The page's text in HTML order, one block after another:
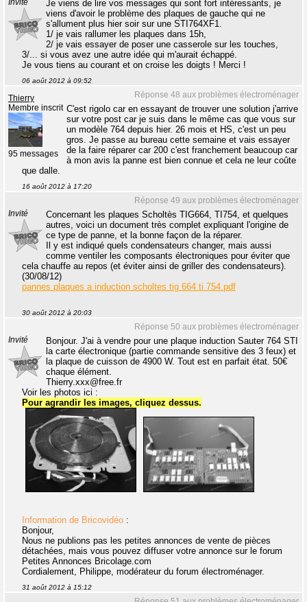
Invité
Je viens de lire vos messages qui sont fort intéressants, je
viens d'avoir le problème des plaques de gauche qui ne
s'allument plus hier soir sur une STI764XF1.
1/ je vais rallumer les plaques dans 15h,
2/ je vais essayer de poser une casserole sur les touches,
3/... si vous avez une autre idée qui m'aurait échappé.
Je vous tiens au courant et on croise les doigts ! Merci !
06 août 2012 à 09:52
Réponse 48 aux problèmes électroménager
Thierry
Membre inscrit
95 messages
C'est rigolo car en essayant de trouver une solution j'arrive
sur votre post car je suis dans le même cas que vous sur
un modèle 764 depuis hier. 26 mois et HS, c'est un peu
gros. Je passe au bureau cette semaine et vais essayer
de la faire réparer car 200 c'est franchement beaucoup car
à mon avis la panne est bien connue et cela ne leur coûte
que dalle.
16 août 2012 à 17:20
Réponse 49 aux problèmes électroménager
Invité
Concernant les plaques Scholtès TIG664, TI754, et quelques
autres, voici un document très complet expliquant l'origine de
ce type de panne, et la bonne façon de la réparer.
Il y est indiqué quels condensateurs changer, mais aussi
comme ventiler les composants électroniques pour éviter que
cela chauffe au repos (et éviter ainsi de griller des condensateurs).
(30/08/12)
pannes plaques a induction scholtes tig 664 ti 754.pdf
30 août 2012 à 20:03
Réponse 50 aux problèmes électroménager
Invité
Bonjour. J'ai à vendre pour une plaque induction Sauter 764 STI
la carte électronique (partie commande sensitive des 3 feux) et
la plaque de cuisson de 4900 W. Tout est en parfait état. 50€
chaque élément.
Thierry.xxx@free.fr
Voir les photos ici :
Pour agrandir les images, cliquez dessus.
Information de Bricovidéo :
Bonjour,
Nous ne publions pas les petites annonces de vente de pièces
détachées, mais vous pouvez diffuser votre annonce sur le forum
Petites Annonces Bricolage.com
Cordialement, Philippe, modérateur du forum électroménager.
31 août 2012 à 15:12